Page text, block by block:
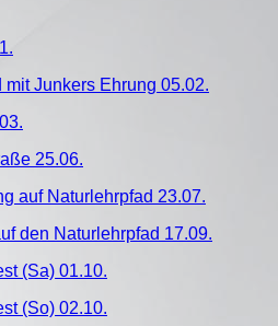
Junkers Ehrung 05.02.
25.06.
auf Naturlehrpfad 23.07.
den Naturlehrpfad 17.09.
(Sa) 01.10.
(So) 02.10.